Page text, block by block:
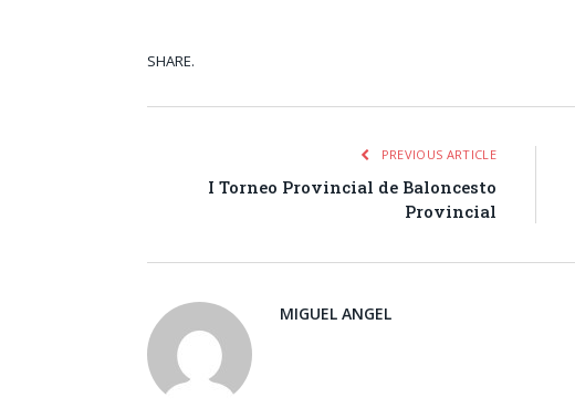
SHARE.
PREVIOUS ARTICLE
I Torneo Provincial de Baloncesto
Provincial
MIGUEL ANGEL